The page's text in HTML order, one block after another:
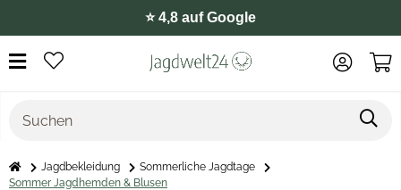
⭐️ 4,8 auf Google
Jagdbekleidung
Sommerliche Jagdtage
Sommer Jagdhemden & Blusen